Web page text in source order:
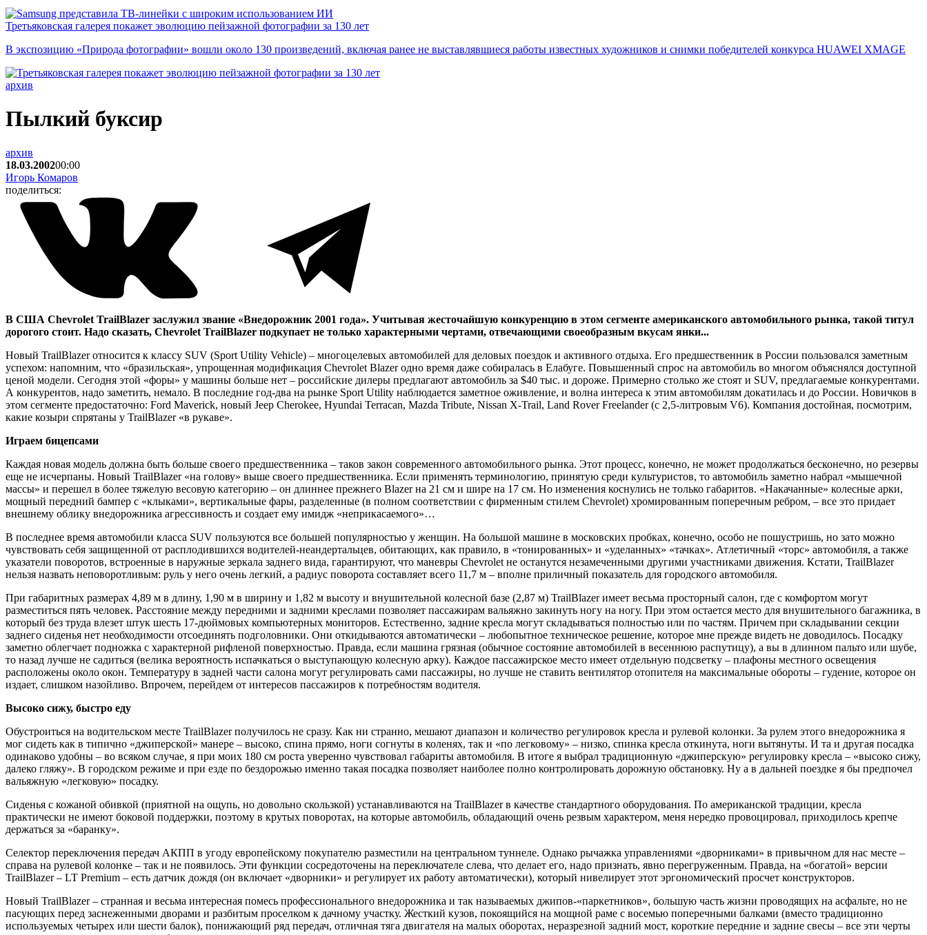
Третьяковская галерея покажет эволюцию пейзажной фотографии за 130 лет
В экспозицию «Природа фотографии» вошли около 130 произведений, включая ранее не выставлявшиеся работы известных художников и снимки победителей конкурса HUAWEI XMAGE
архив
Пылкий буксир
архив
18.03.200200:00
Игорь Комаров
поделиться:
В США Сhevrolet TrailBlazer заслужил звание «Внедорожник 2001 года». Учитывая жесточайшую конкуренцию в этом сегменте американского автомобильного рынка, такой титул
дорогого стоит. Надо сказать, Сhevrolet TrailBlazer подкупает не только характерными чертами, отвечающими своеобразным вкусам янки...
Новый TrailBlazer относится к классу SUV (Sport Utility Vehicle) – многоцелевых автомобилей для деловых поездок и активного отдыха. Его предшественник в России пользовался заметным
успехом: напомним, что «бразильская», упрощенная модификация Сhevrolet Blazer одно время даже собиралась в Елабуге. Повышенный спрос на автомобиль во многом объяснялся доступной
ценой модели. Сегодня этой «форы» у машины больше нет – российские дилеры предлагают автомобиль за $40 тыс. и дороже. Примерно столько же стоят и SUV, предлагаемые конкурентами.
А конкурентов, надо заметить, немало. В последние год-два на рынке Sport Utility наблюдается заметное оживление, и волна интереса к этим автомобилям докатилась и до России. Новичков в
этом сегменте предостаточно: Ford Maverick, новый Jeep Cherokee, Hyundai Terracan, Mazda Tribute, Nissan X-Trail, Land Rover Freelander (с 2,5-литровым V6). Компания достойная, посмотрим,
какие козыри спрятаны у TrailBlazer «в рукаве».
Играем бицепсами
Каждая новая модель должна быть больше своего предшественника – таков закон современного автомобильного рынка. Этот процесс, конечно, не может продолжаться бесконечно, но резервы
еще не исчерпаны. Новый TrailBlazer «на голову» выше своего предшественника. Если применять терминологию, принятую среди культуристов, то автомобиль заметно набрал «мышечной
массы» и перешел в более тяжелую весовую категорию – он длиннее прежнего Blazer на 21 см и шире на 17 см. Но изменения коснулись не только габаритов. «Накачанные» колесные арки,
мощный передний бампер с «клыками», вертикальные фары, разделенные (в полном соответствии с фирменным стилем Сhevrolet) хромированным поперечным ребром, – все это придает
внешнему облику внедорожника агрессивность и создает ему имидж «неприкасаемого»…
В последнее время автомобили класса SUV пользуются все большей популярностью у женщин. На большой машине в московских пробках, конечно, особо не пошустришь, но зато можно
чувствовать себя защищенной от расплодившихся водителей-неандертальцев, обитающих, как правило, в «тонированных» и «уделанных» «тачках». Атлетичный «торс» автомобиля, а также
указатели поворотов, встроенные в наружные зеркала заднего вида, гарантируют, что маневры Сhevrolet не останутся незамеченными другими участниками движения. Кстати, TrailBlazer
нельзя назвать неповоротливым: руль у него очень легкий, а радиус поворота составляет всего 11,7 м – вполне приличный показатель для городского автомобиля.
При габаритных размерах 4,89 м в длину, 1,90 м в ширину и 1,82 м высоту и внушительной колесной базе (2,87 м) TrailBlazer имеет весьма просторный салон, где с комфортом могут
разместиться пять человек. Расстояние между передними и задними креслами позволяет пассажирам вальяжно закинуть ногу на ногу. При этом остается место для внушительного багажника, в
который без труда влезет штук шесть 17-дюймовых компьютерных мониторов. Естественно, задние кресла могут складываться полностью или по частям. Причем при складывании секции
заднего сиденья нет необходимости отсоединять подголовники. Они откидываются автоматически – любопытное техническое решение, которое мне прежде видеть не доводилось. Посадку
заметно облегчает подножка с характерной рифленой поверхностью. Правда, если машина грязная (обычное состояние автомобилей в весеннюю распутицу), а вы в длинном пальто или шубе,
то назад лучше не садиться (велика вероятность испачкаться о выступающую колесную арку). Каждое пассажирское место имеет отдельную подсветку – плафоны местного освещения
расположены около окон. Температуру в задней части салона могут регулировать сами пассажиры, но лучше не ставить вентилятор отопителя на максимальные обороты – гудение, которое он
издает, слишком назойливо. Впрочем, перейдем от интересов пассажиров к потребностям водителя.
Высоко сижу, быстро еду
Обустроиться на водительском месте TrailBlazer получилось не сразу. Как ни странно, мешают диапазон и количество регулировок кресла и рулевой колонки. За рулем этого внедорожника я
мог сидеть как в типично «джиперской» манере – высоко, спина прямо, ноги согнуты в коленях, так и «по легковому» – низко, спинка кресла откинута, ноги вытянуты. И та и другая посадка
одинаково удобны – во всяком случае, я при моих 180 см роста уверенно чувствовал габариты автомобиля. В итоге я выбрал традиционную «джиперскую» регулировку кресла – «высоко сижу,
далеко гляжу». В городском режиме и при езде по бездорожью именно такая посадка позволяет наиболее полно контролировать дорожную обстановку. Ну а в дальней поездке я бы предпочел
вальяжную «легковую» посадку.
Сиденья с кожаной обивкой (приятной на ощупь, но довольно скользкой) устанавливаются на TrailBlazer в качестве стандартного оборудования. По американской традиции, кресла
практически не имеют боковой поддержки, поэтому в крутых поворотах, на которые автомобиль, обладающий очень резвым характером, меня нередко провоцировал, приходилось крепче
держаться за «баранку».
Селектор переключения передач АКПП в угоду европейскому покупателю разместили на центральном туннеле. Однако рычажка управлениями «дворниками» в привычном для нас месте –
справа на рулевой колонке – так и не появилось. Эти функции сосредоточены на переключателе слева, что делает его, надо признать, явно перегруженным. Правда, на «богатой» версии
TrailBlazer – LT Premium – есть датчик дождя (он включает «дворники» и регулирует их работу автоматически), который нивелирует этот эргономический просчет конструкторов.
Новый TrailBlazer – странная и весьма интересная помесь профессионального внедорожника и так называемых джипов-«паркетников», большую часть жизни проводящих на асфальте, но не
пасующих перед заснеженными дворами и разбитым проселком к дачному участку. Жесткий кузов, покоящийся на мощной раме с восемью поперечными балками (вместо традиционно
используемых четырех или шести балок), понижающий ряд передач, отличная тяга двигателя на малых оборотах, неразрезной задний мост, короткие передние и задние свесы – все эти черты